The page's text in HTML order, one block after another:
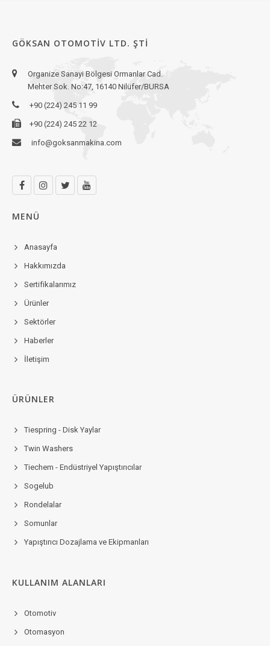
GÖKSAN OTOMOTIV LTD. ŞTI
Organize Sanayi Bölgesi Ormanlar Cad.
Mehter Sok. No:47, 16140 Nilüfer/BURSA
+90 (224) 245 11 99
+90 (224) 245 22 12
info@goksanmakina.com
MENÜ
Anasayfa
Hakkımızda
Sertifikalarımız
Ürünler
Sektörler
Haberler
İletişim
ÜRÜNLER
Tiespring - Disk Yaylar
Twin Washers
Tiechem - Endüstriyel Yapıştırıcılar
Sogelub
Rondelalar
Somunlar
Yapıştırıcı Dozajlama ve Ekipmanları
KULLANIM ALANLARI
Otomotiv
Otomasyon